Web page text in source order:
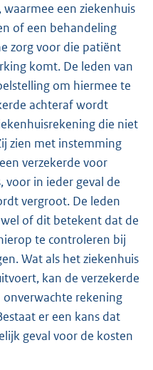
een ziekenhuis
of een behandeling
zorg voor die patiënt
komt. De leden van
om hiermee te
achteraf wordt
die niet
zien met instemming
verzekerde voor
voor in ieder geval de
vergroot. De leden
of dit betekent dat de
te controleren bij
Wat als het ziekenhuis
kan de verzekerde
rekening
er een kans dat
geval voor de kosten